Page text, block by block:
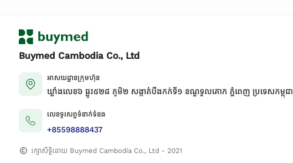
Buymed Cambodia Co., Ltd
អាសយដ្ឋានក្រុមហ៊ុន
ឃ្លាំងលេខ៦ ផ្លូវ៥២៨ ភូមិ២ សង្កាត់់បឹងកក់ទី១ ខណ្ឌទួលគោក ភ្នំពេញ ប្រទេសកម្ពុជា
លេខទូរសព្ទទំនាក់ទំនង
+85598888437
រក្សាសិទ្ធិដោយ Buymed Cambodia Co., Ltd - 2021